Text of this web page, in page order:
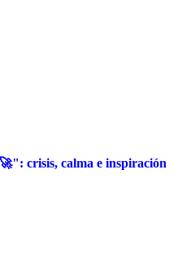
crisis, calma e inspiración